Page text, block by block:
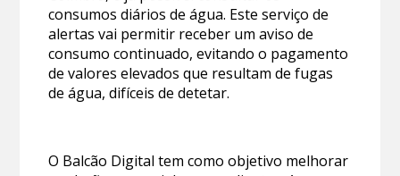
consumos diários de água. Este serviço de
alertas vai permitir receber um aviso de
consumo continuado, evitando o pagamento
de valores elevados que resultam de fugas
de água, difíceis de detetar.
O Balcão Digital tem como objetivo melhorar